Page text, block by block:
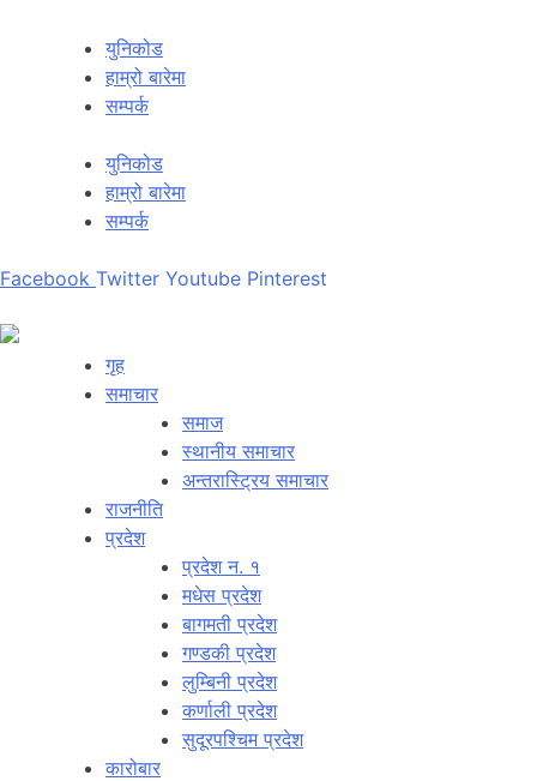
युनिकोड
हाम्रो बारेमा
सम्पर्क
युनिकोड
हाम्रो बारेमा
सम्पर्क
Facebook Twitter Youtube Pinterest
गृह
समाचार
समाज
स्थानीय समाचार
अन्तरास्ट्रिय समाचार
राजनीति
प्रदेश
प्रदेश न. १
मधेस प्रदेश
बागमती प्रदेश
गण्डकी प्रदेश
लुम्बिनी प्रदेश
कर्णाली प्रदेश
सुदूरपश्चिम प्रदेश
कारोबार